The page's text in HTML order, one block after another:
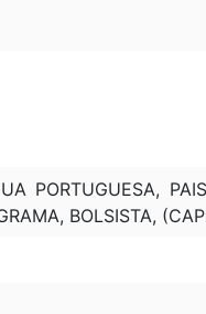
PORTUGUESA,
BOLSISTA,